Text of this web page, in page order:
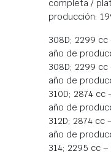
completa /
producción:
308D; 2299 cc
año de
308D; 2299 cc
año de
310D; 2874 cc
año de
312D; 2874 cc
año de
314; 2295 cc –